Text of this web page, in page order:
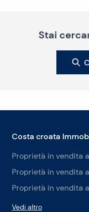
Stai
Costa croata
Proprietà in vendita
Proprietà in vendita
Proprietà in vendita
Vedi altro